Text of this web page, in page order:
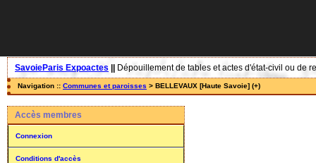
SavoieParis Expoactes Dépouillement de tables et actes d'état-civil ou de
Navigation :: Communes et paroisses > BELLEVAUX [Haute Savoie] (+)
Accès membres
Connexion
Conditions d'accès